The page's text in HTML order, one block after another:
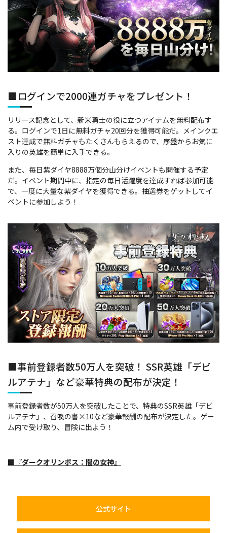
■ログインで2000連ガチャをプレゼント！
リリース記念として、新米勇士の役に立つアイテムを無料配布す
る。ログインで1日に無料ガチャ20回分を獲得可能だ。メインクエ
スト達成で無料ガチャもたくさんもらえるので、序盤からお気に
入りの英雄を簡単に入手できる。
また、毎日紫ダイヤ8888万個分山分けイベントも開催する予定
だ。イベント期間中に、指定の毎日活躍度を達成すれば参加可能
で、一度に大量な紫ダイヤを獲得できる。抽選券をゲットしてイ
ベントに参加しよう！
■事前登録者数50万人を突破！ SSR英雄「デビ
ルアテナ」など豪華特典の配布が決定！
事前登録者数が50万人を突破したことで、特典のSSR英雄「デビ
ルアテナ」、召喚の書×10など豪華報酬の配布が決定した。ゲー
ム内で受け取り、冒険に出よう！
■『ダークオリンポス：闇の女神』
公式サイト